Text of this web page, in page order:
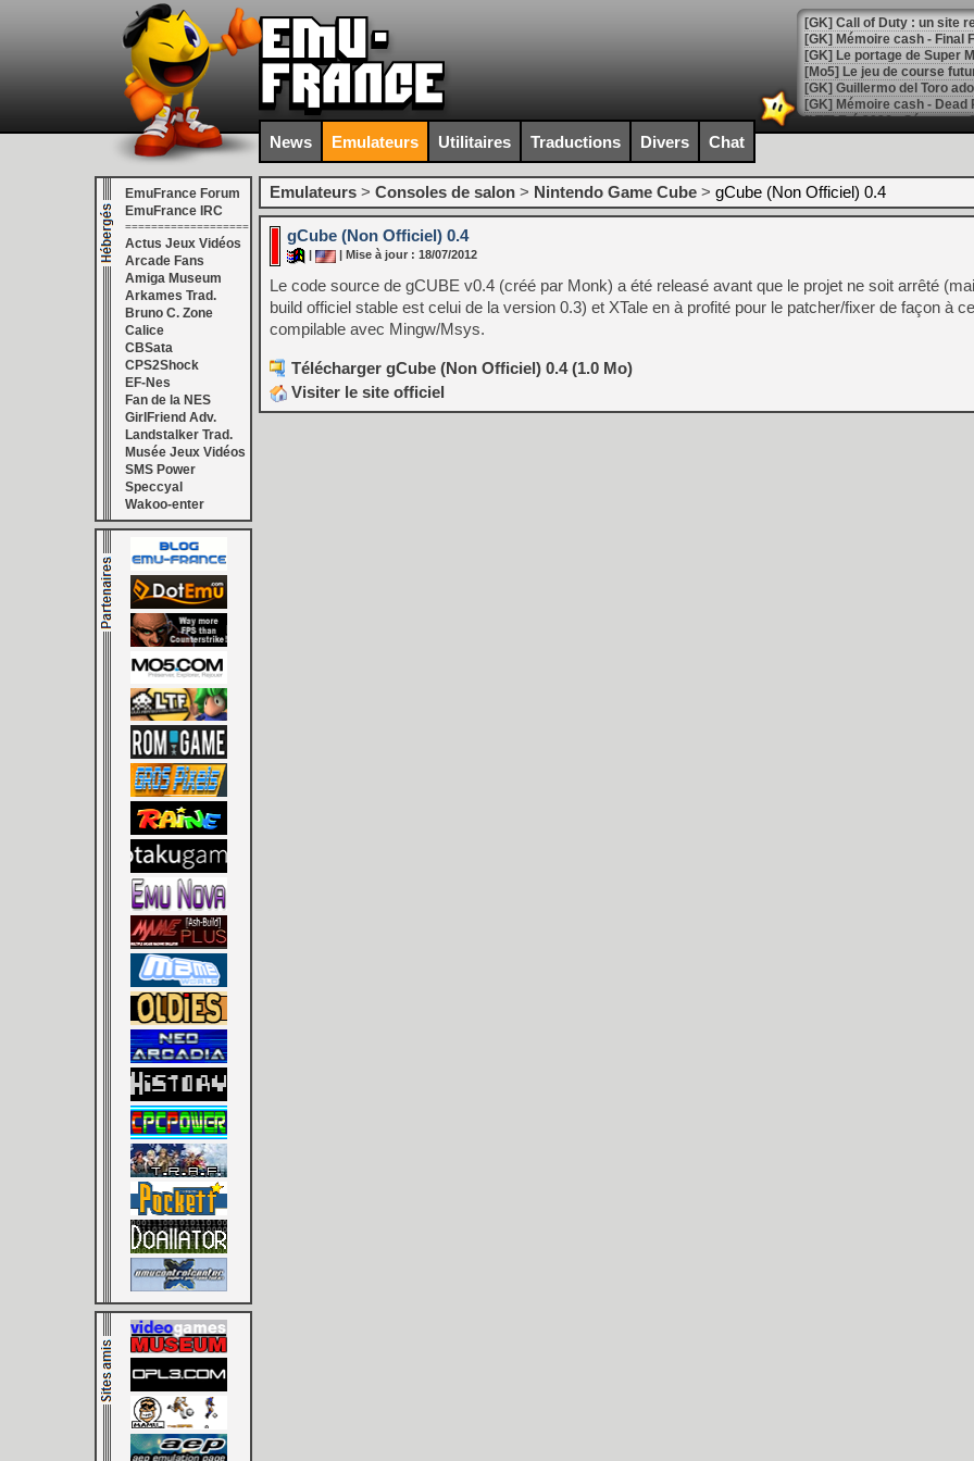
[GK] Le portage de Super
[Mo5] Le jeu de course
[GK] Guillermo del Toro
[LTF] Eté 2026 - Séquence
[GK] Mistfall Hunter :
[GK] Wo Long 2 évolue
[GK] Crossfire : un TPS à
[LS] [PS5] Premiers
[Mo5] DOOM arrive en
[GK] Bethesda fête les 30
[GK] Roblox : l'action en
[GK] Agenda - GeForce
[LS] [PS5] ps5-y2jb-
[GK] Pourquoi Marvel
[GK] GTA 6 : Rockstar
[GK] Hot Wheels Infinite
[GK] Mémoire cash -
[GK] Résultats Nintendo :
[GK] Déjà des
[Mo5] Brickboy cherche à
[GK] Minecraft et ses «
[GK] Beast of
[GK] Ubisoft : fin de partie
[GK] Mémoire cash -
[GK] Dan Houser (GTA)
[GK] Comment EA Sports
[GK] Crimson Moon : un
[GK] Isle of Reveries : le
News Emulateurs Utilitaires Traductions Divers Chat
EmuFrance Forum
EmuFrance IRC
===================
Actus Jeux Vidéos
Arcade Fans
Amiga Museum
Arkames Trad.
Bruno C. Zone
Calice
CBSata
CPS2Shock
EF-Nes
Fan de la NES
GirlFriend Adv.
Landstalker Trad.
Musée Jeux Vidéos
SMS Power
Speccyal
Wakoo-enter
Emulateurs > Consoles de salon > Nintendo Game Cube > gCube (Non Officiel) 0.4
gCube (Non Officiel) 0.4
| Mise à jour : 18/07/2012
Le code source de gCUBE v0.4 (créé par Monk) a été releasé avant que le projet ne soit arrêté
build officiel stable est celui de la version 0.3) et XTale en à profité pour le patcher/fixer de façon à
compilable avec Mingw/Msys.
Télécharger gCube (Non Officiel) 0.4 (1.0 Mo)
Visiter le site officiel